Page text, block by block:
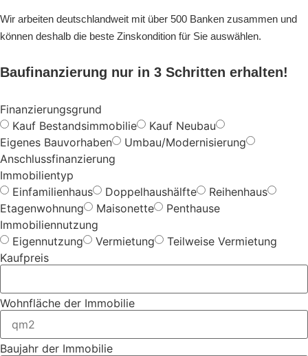
Wir arbeiten deutschlandweit mit über 500 Banken zusammen und
können deshalb die beste Zinskondition für Sie auswählen.
Baufinanzierung nur in 3 Schritten erhalten!
Finanzierungsgrund
Kauf Bestandsimmobilie
Kauf Neubau
Eigenes Bauvorhaben
Umbau/Modernisierung
Anschlussfinanzierung
Immobilientyp
Einfamilienhaus
Doppelhaushälfte
Reihenhaus
Etagenwohnung
Maisonette
Penthause
Immobiliennutzung
Eigennutzung
Vermietung
Teilweise Vermietung
Kaufpreis
Wohnfläche der Immobilie
Baujahr der Immobilie